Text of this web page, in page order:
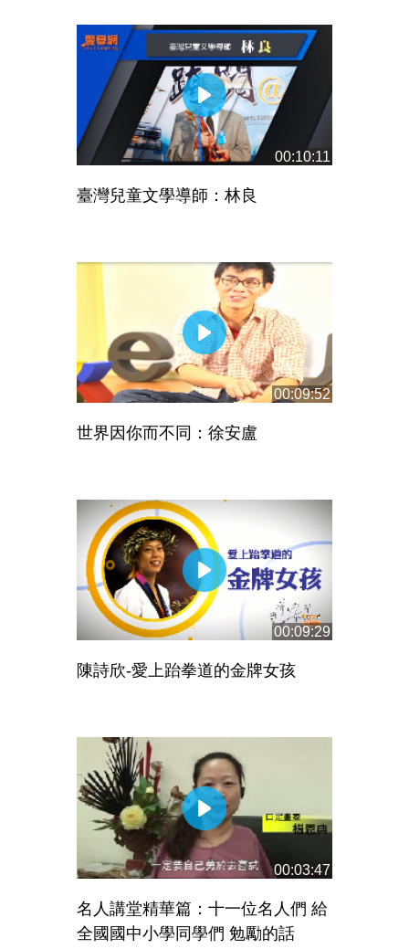
00:10:11
臺灣兒童文學導師：林良
00:09:52
世界因你而不同：徐安盧
00:09:29
陳詩欣-愛上跆拳道的金牌女孩
00:03:47
名人講堂精華篇：十一位名人們 給
全國國中小學同學們 勉勵的話